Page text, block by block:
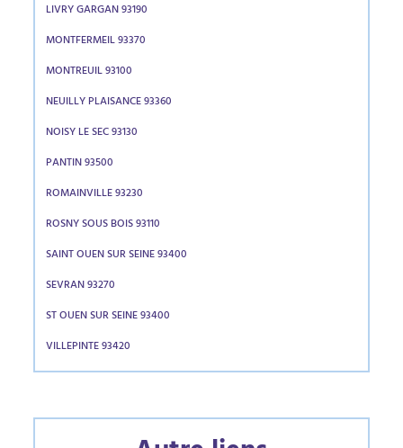
LIVRY GARGAN 93190
MONTFERMEIL 93370
MONTREUIL 93100
NEUILLY PLAISANCE 93360
NOISY LE SEC 93130
PANTIN 93500
ROMAINVILLE 93230
ROSNY SOUS BOIS 93110
SAINT OUEN SUR SEINE 93400
SEVRAN 93270
ST OUEN SUR SEINE 93400
VILLEPINTE 93420